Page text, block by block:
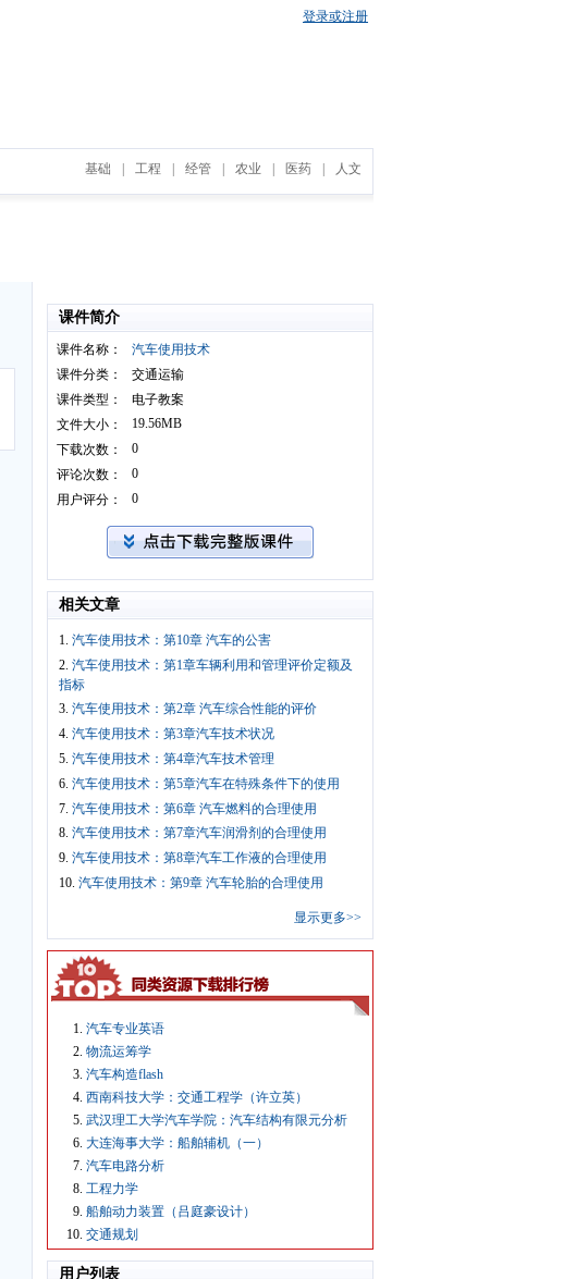
登录或注册
基础 工程 经管 农业 医药 人文
课件简介
课件名称：
汽车使用技术
课件分类：
交通运输
课件类型：
电子教案
文件大小：
19.56MB
下载次数：
0
评论次数：
0
用户评分：
0
相关文章
1. 汽车使用技术：第10章 汽车的公害
2. 汽车使用技术：第1章车辆利用和管理评价定额及
指标
3. 汽车使用技术：第2章 汽车综合性能的评价
4. 汽车使用技术：第3章汽车技术状况
5. 汽车使用技术：第4章汽车技术管理
6. 汽车使用技术：第5章汽车在特殊条件下的使用
7. 汽车使用技术：第6章 汽车燃料的合理使用
8. 汽车使用技术：第7章汽车润滑剂的合理使用
9. 汽车使用技术：第8章汽车工作液的合理使用
10. 汽车使用技术：第9章 汽车轮胎的合理使用
显示更多>>
汽车专业英语
物流运筹学
汽车构造flash
西南科技大学：交通工程学（许立英）
武汉理工大学汽车学院：汽车结构有限元分析
大连海事大学：船舶辅机（一）
汽车电路分析
工程力学
船舶动力装置（吕庭豪设计）
交通规划
用户列表